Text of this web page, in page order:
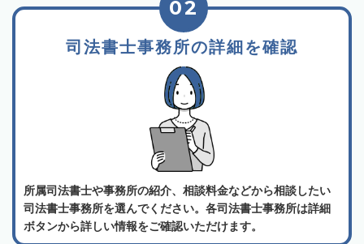
司法書士事務所の詳細を確認
02
所属司法書士や事務所の紹介、相談料金などから相談したい
司法書士事務所を選んでください。各司法書士事務所は詳細
ボタンから詳しい情報をご確認いただけます。